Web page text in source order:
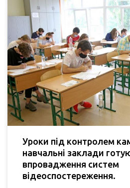
Уроки під контролем
навчальні заклади
впровадження систем
відеоспостереження.